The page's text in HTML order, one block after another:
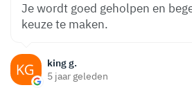
king g.
5 jaar geleden
Je wordt goed geholpen en
keuze te maken.